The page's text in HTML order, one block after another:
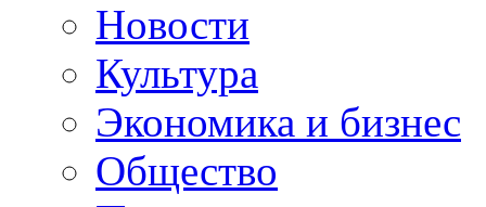
Новости
Культура
Экономика и бизнес
Общество